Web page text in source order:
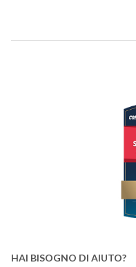
HAI BISOGNO DI AIUTO?